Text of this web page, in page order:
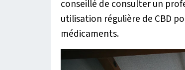
conseillé de consulter un
utilisation régulière de CBD
médicaments.